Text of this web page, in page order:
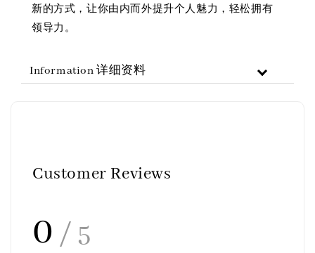
新的方式，让你由内而外提升个人魅力，轻松拥有
领导力。
Information 详细资料
Customer Reviews
0 / 5